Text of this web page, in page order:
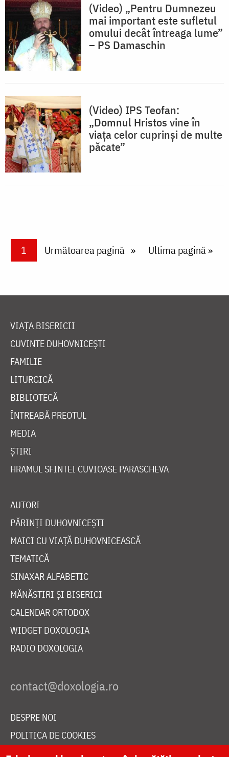
(Video) „Pentru Dumnezeu
mai important este sufletul
omului decât întreaga lume”
– PS Damaschin
(Video) IPS Teofan:
„Domnul Hristos vine în
viața celor cuprinși de multe
păcate”
PaginareCurrent page
1 Next page
Următoarea pagină Last page
Ultima pagină »
VIAȚA BISERICII
CUVINTE DUHOVNICEȘTI
FAMILIE
LITURGICĂ
BIBLIOTECĂ
ÎNTREABĂ PREOTUL
MEDIA
ȘTIRI
HRAMUL SFINTEI CUVIOASE PARASCHEVA
AUTORI
PĂRINȚI DUHOVNICEȘTI
MAICI CU VIAȚĂ DUHOVNICEASCĂ
TEMATICĂ
SINAXAR ALFABETIC
MĂNĂSTIRI ȘI BISERICI
CALENDAR ORTODOX
WIDGET DOXOLOGIA
RADIO DOXOLOGIA
DESPRE NOI
POLITICA DE COOKIES
DONEAZĂ ONLINE PENTRU CATEDRALA NAȚIONALĂ